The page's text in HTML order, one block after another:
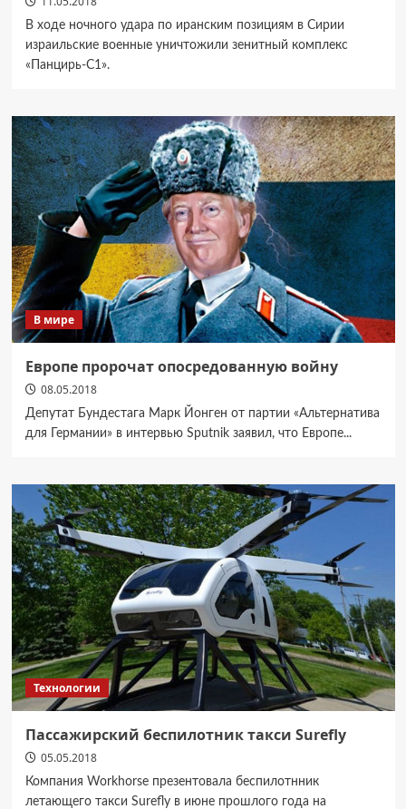
В ходе ночного удара по иранским позициям в Сирии
израильские военные уничтожили зенитный комплекс
«Панцирь-С1».
В мире
Европе пророчат опосредованную войну
08.05.2018
Депутат Бундестага Марк Йонген от партии «Альтернатива
для Германии» в интервью Sputnik заявил, что Европе...
Технологии
Пассажирский беспилотник такси Surefly
05.05.2018
Компания Workhorse презентовала беспилотнник
летающего такси Surefly в июне прошлого года на